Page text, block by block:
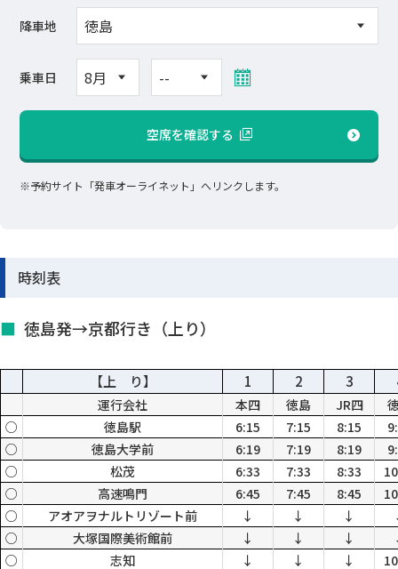
降車地
乗車日
空席を確認する
※予約サイト「発車オーライネット」へリンクします。
時刻表
徳島発→京都行き（上り）
【上 り】 1 2 3
運行会社 本四 徳島 JR四
○
徳島駅 6:15 7:15 8:15
○
徳島大学前 6:19 7:19 8:19
○
松茂 6:33 7:33 8:33
○
高速鳴門 6:45 7:45 8:45
○
アオアヲナルトリゾート前 ↓ ↓ ↓
○
大塚国際美術館前 ↓ ↓ ↓
○
志知 ↓ ↓ ↓